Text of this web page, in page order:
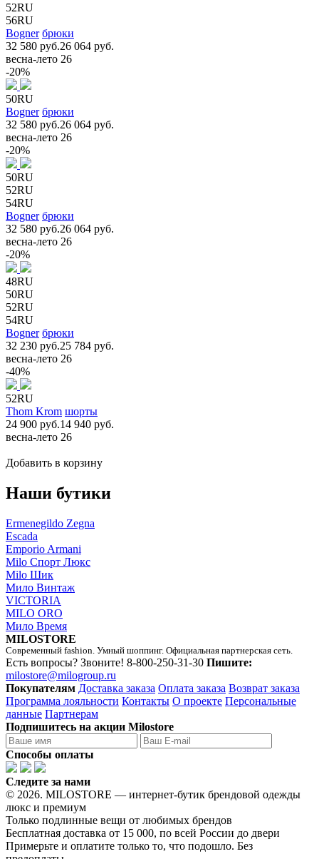
52RU
56RU
Bogner брюки
32 580 руб.26 064 руб.
весна-лето 26
-20%
50RU
Bogner брюки
32 580 руб.26 064 руб.
весна-лето 26
-20%
50RU
52RU
54RU
Bogner брюки
32 580 руб.26 064 руб.
весна-лето 26
-20%
48RU
50RU
52RU
54RU
Bogner брюки
32 230 руб.25 784 руб.
весна-лето 26
-40%
52RU
Thom Krom шорты
24 900 руб.14 940 руб.
весна-лето 26
Добавить в корзину
Наши бутики
Ermenegildo Zegna
Escada
Emporio Armani
Milo Спорт Люкс
Milo Шик
Мило Винтаж
VICTORIA
MILO ORO
Мило Время
MILOSTORE
Современный fashion. Умный шоппинг. Официальная партнерская сеть.
Есть вопросы? Звоните! 8-800-250-31-30 Пишите:
milostore@milogroup.ru
Покупателям Доставка заказа Оплата заказа Возврат заказа
Программа лояльности Контакты О проекте Персональные
данные Партнерам
Подпишитесь на акции Milostore
Способы оплаты
Следите за нами
© 2026. MILOSTORE — интернет-бутик брендовой одежды
люкс и премиум
Только подлинные вещи от любимых брендов
Бесплатная доставка от 15 000, по всей России до двери
Примерьте и оплатите только то, что подошло. Без